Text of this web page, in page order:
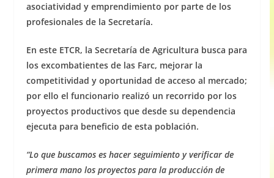
asociatividad y emprendimiento por parte de los
profesionales de la Secretaría.
En este ETCR, la Secretaría de Agricultura busca para
los excombatientes de las Farc, mejorar la
competitividad y oportunidad de acceso al mercado;
por ello el funcionario realizó un recorrido por los
proyectos productivos que desde su dependencia
ejecuta para beneficio de esta población.
“Lo que buscamos es hacer seguimiento y verificar de
primera mano los proyectos para la producción de